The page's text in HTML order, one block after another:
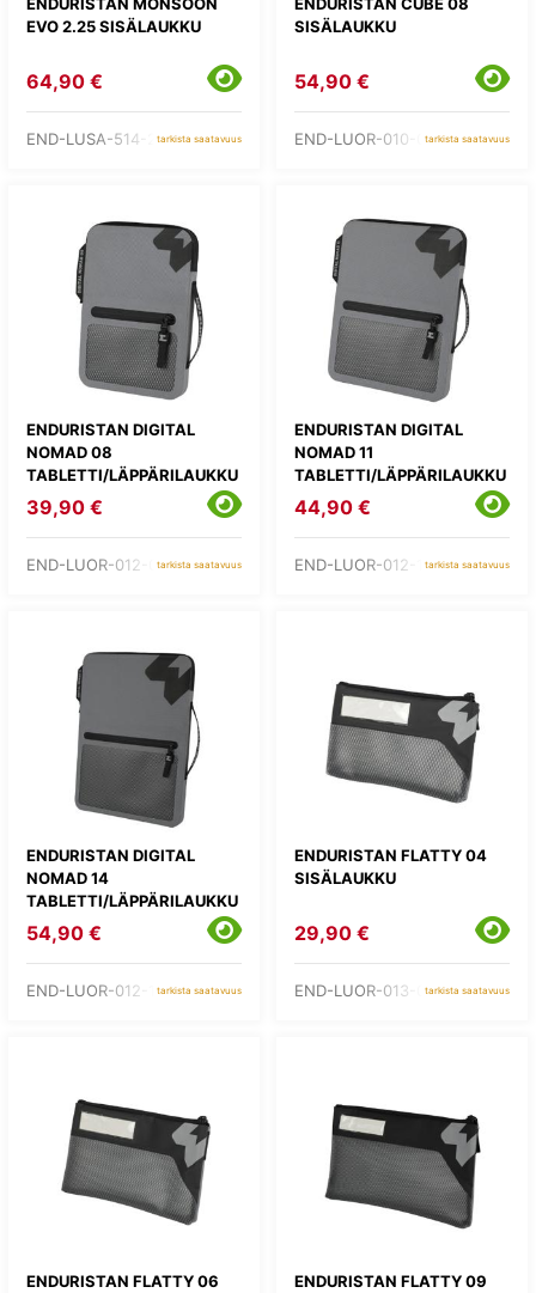
EVO 2.25 SISÄLAUKKU
64,90 €
END-LUSA-514-25tarkista saatavuus
SISÄLAUKKU
54,90 €
END-LUOR-010-08tarkista saatavuus
ENDURISTAN DIGITAL
NOMAD 08
TABLETTI/LÄPPÄRILAUKKU
39,90 €
END-LUOR-012-08tarkista saatavuus
ENDURISTAN DIGITAL
NOMAD 11
TABLETTI/LÄPPÄRILAUKKU
44,90 €
END-LUOR-012-11tarkista saatavuus
ENDURISTAN DIGITAL
NOMAD 14
TABLETTI/LÄPPÄRILAUKKU
54,90 €
END-LUOR-012-14tarkista saatavuus
ENDURISTAN FLATTY 04
SISÄLAUKKU
29,90 €
END-LUOR-013-04tarkista saatavuus
ENDURISTAN FLATTY 06
ENDURISTAN FLATTY 09